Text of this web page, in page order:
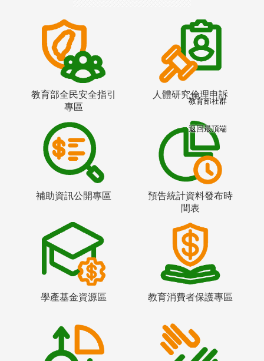
教育部全民安全指引
專區
人體研究倫理申訴
補助資訊公開專區
預告統計資料發布時
間表
學產基金資源區 教育消費者保護專區
教育部社群
返回最頂端